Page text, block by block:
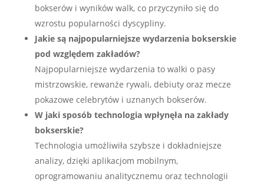
bokserów i wyników walk, co przyczyniło się do
wzrostu popularności dyscypliny.
Jakie są najpopularniejsze wydarzenia bokserskie
pod względem zakładów?
Najpopularniejsze wydarzenia to walki o pasy
mistrzowskie, rewanże rywali, debiuty oraz mecze
pokazowe celebrytów i uznanych bokserów.
W jaki sposób technologia wpłynęła na zakłady
bokserskie?
Technologia umożliwiła szybsze i dokładniejsze
analizy, dzięki aplikacjom mobilnym,
oprogramowaniu analitycznemu oraz technologii